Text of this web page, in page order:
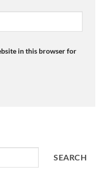
in this browser for
SEARCH